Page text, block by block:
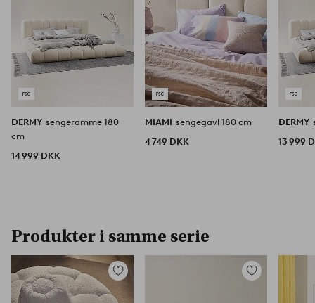
DERMY sengeramme 180
cm
14 999 DKK
MIAMI sengegavl 180 cm
4 749 DKK
DERMY
13 999
Produkter i samme serie
Tilføj
favoritter
Tilføj